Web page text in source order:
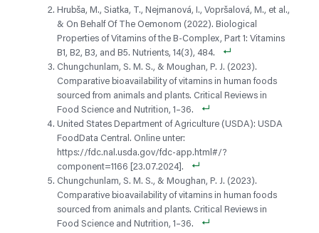
Hrubša, M., Siatka, T., Nejmanová, I., Vopršalová, M., et al.,
& On Behalf Of The Oemonom (2022). Biological
Properties of Vitamins of the B-Complex, Part 1: Vitamins
B1, B2, B3, and B5. Nutrients, 14(3), 484.
Chungchunlam, S. M. S., & Moughan, P. J. (2023).
Comparative bioavailability of vitamins in human foods
sourced from animals and plants. Critical Reviews in
Food Science and Nutrition, 1–36.
United States Department of Agriculture (USDA): USDA
FoodData Central. Online unter:
https://fdc.nal.usda.gov/fdc-app.html#/?
component=1166 [23.07.2024].
Chungchunlam, S. M. S., & Moughan, P. J. (2023).
Comparative bioavailability of vitamins in human foods
sourced from animals and plants. Critical Reviews in
Food Science and Nutrition, 1–36.